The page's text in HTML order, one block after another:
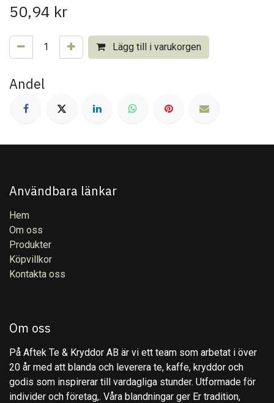
50,94 kr
Lägg till i varukorgen
Andel
Användbara länkar
Hem
Om oss
Produkter
Köpvillkor
Kontakta oss
Om oss
På Aftek Te & Kryddor AB är vi ett team som arbetat i över
20 år med att blanda och leverera te, kaffe, kryddor och
godis som inspirerar till vardagliga stunder. Utformade för
individer och företag,. Våra blandningar ger Er tradition,